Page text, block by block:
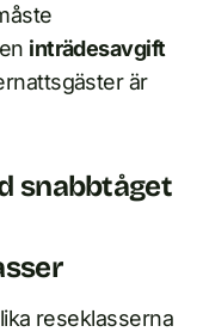
inträdesavgift
är
snabbtåget
reseklasserna